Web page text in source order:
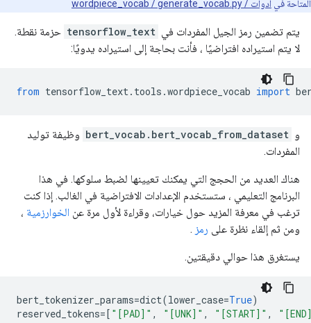
المتاحة في أدوات / wordpiece_vocab / generate_vocab.py
يتم تضمين رمز الجيل المفردات في tensorflow_text حزمة نقطة.
لا يتم استيراده افتراضيًا ، فأنت بحاجة إلى استيراده يدويًا:
from tensorflow_text. tools .wordpiece_vocab import
و bert_vocab.bert_vocab_from_dataset وظيفة توليد
المفردات.
هناك العديد من الحجج التي يمكنك تعيينها لضبط سلوكها. في هذا
البرنامج التعليمي ، ستستخدم الإعدادات الافتراضية في الغالب. إذا كنت
ترغب في معرفة المزيد حول خيارات، وقراءة لأول مرة عن الخوارزمية ،
ومن ثم إلقاء نظرة على رمز .
يستغرق هذا حوالي دقيقتين.
bert_tokenizer_params=dict(lower_case=True)
reserved_tokens=[ "[PAD]" , "[UNK]" , "[START]" ,